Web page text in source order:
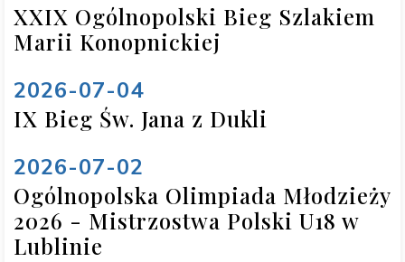
XXIX Ogólnopolski Bieg Szlakiem
Marii Konopnickiej
2026-07-04
IX Bieg Św. Jana z Dukli
2026-07-02
Ogólnopolska Olimpiada Młodzieży
2026 - Mistrzostwa Polski U18 w
Lublinie